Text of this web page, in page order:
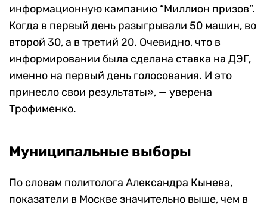
информационную кампанию “Миллион призов”.
Когда в первый день разыгрывали 50 машин, во
второй 30, а в третий 20. Очевидно, что в
информировании была сделана ставка на ДЭГ,
именно на первый день голосования. И это
принесло свои результаты», — уверена
Трофименко.
Муниципальные выборы
По словам политолога Александра Кынева,
показатели в Москве значительно выше, чем в